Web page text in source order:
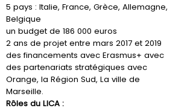
5 pays : Italie, France, Grèce, Allemagne,
Belgique
un budget de 186 000 euros
2 ans de projet entre mars 2017 et 2019
des financements avec Erasmus+ avec
des partenariats stratégiques avec
Orange, la Région Sud, La ville de
Marseille.
Rôles du LICA :